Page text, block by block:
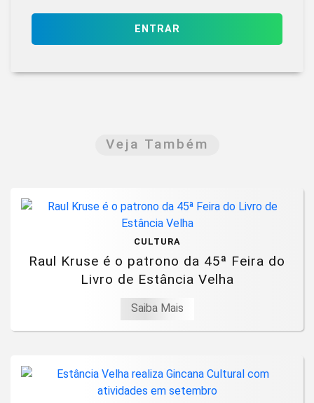
ENTRAR
Veja Também
CULTURA
Raul Kruse é o patrono da 45ª Feira do
Livro de Estância Velha
Saiba Mais